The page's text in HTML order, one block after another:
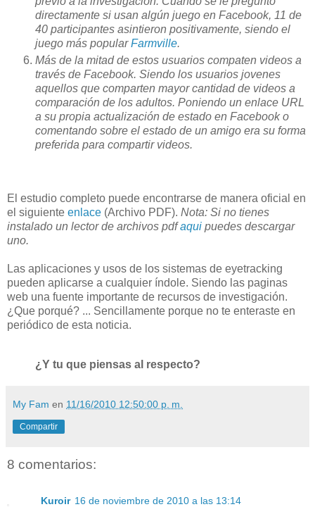
directamente si usan algún juego en Facebook, 11 de
40 participantes asintieron positivamente, siendo el
juego más popularFarmville.
Más de la mitad de estos usuarios compaten videos a
través de Facebook. Siendo los usuarios jovenes
aquellos que comparten mayor cantidad de videos a
comparación de los adultos. Poniendo un enlace URL
a su propia actualización de estado en Facebook o
comentando sobre el estado de un amigo era su forma
preferida para compartir videos.
El estudio completo puede encontrarse de manera oficial en
el siguiente enlace (Archivo PDF). Nota: Si no tienes
instalado un lector de archivos pdfaqui puedes descargar
uno.
Las aplicaciones y usos de los sistemas de eyetracking
pueden aplicarse a cualquier índole. Siendo las paginas
web una fuente importante de recursos de investigación.
¿Que porqué? ... Sencillamente porque no te enteraste en
periódico de esta noticia.
¿Y tu que piensas al respecto?
My Fam en 11/16/2010 12:50:00 p. m.
Compartir
8 comentarios:
Kuroir 16 de noviembre de 2010 a las 13:14